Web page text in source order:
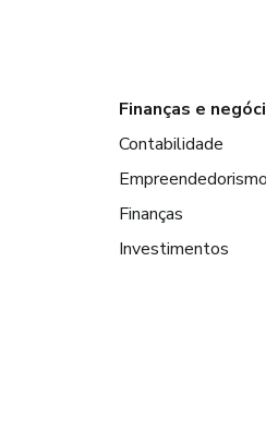
Finanças e
Contabilidade
Empreendedorismo
Finanças
Investimentos